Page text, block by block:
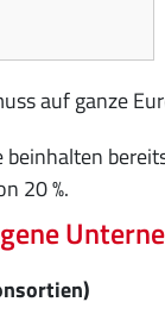
auf ganze
20 %.